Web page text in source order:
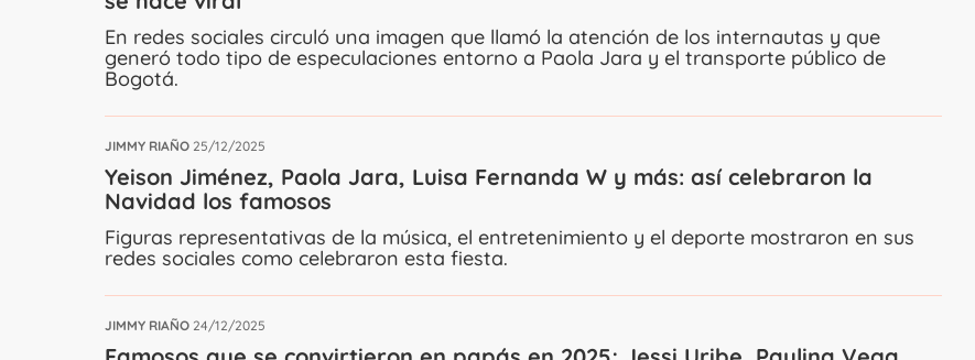
En redes sociales circuló una imagen que llamó la atención de los internautas y que
generó todo tipo de especulaciones entorno a Paola Jara y el transporte público de
Bogotá.
JIMMY RIAÑO 25/12/2025
Yeison Jiménez, Paola Jara, Luisa Fernanda W y más: así celebraron la
Navidad los famosos
Figuras representativas de la música, el entretenimiento y el deporte mostraron en sus
redes sociales como celebraron esta fiesta.
JIMMY RIAÑO 24/12/2025